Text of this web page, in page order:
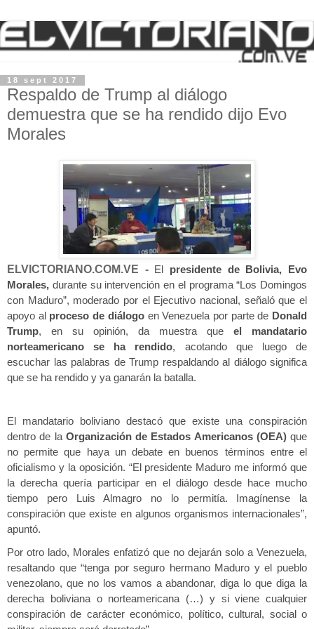
18 sept 2017
Respaldo de Trump al diálogo
demuestra que se ha rendido dijo Evo
Morales
ELVICTORIANO.COM.VE - El presidente de Bolivia, Evo
Morales, durante su intervención en el programa “Los Domingos
con Maduro”, moderado por el Ejecutivo nacional, señaló que el
apoyo al proceso de diálogo en Venezuela por parte de Donald
Trump, en su opinión, da muestra que
el mandatario
norteamericano se ha rendido, acotando que luego de
escuchar las palabras de Trump respaldando al diálogo significa
que se ha rendido y ya ganarán la batalla.
El mandatario boliviano destacó que existe una conspiración
dentro de laOrganización de Estados Americanos (OEA)que
no permite que haya un debate en buenos términos entre el
oficialismo y la oposición. “El presidente Maduro me informó que
la derecha quería participar en el diálogo desde hace mucho
tiempo pero Luis Almagro no lo permitía. Imagínense la
conspiración que existe en algunos organismos internacionales”,
apuntó.
Por otro lado, Morales enfatizó que no dejarán solo a Venezuela,
resaltando que “tenga por seguro hermano Maduro y el pueblo
venezolano, que no los vamos a abandonar, diga lo que diga la
derecha boliviana o norteamericana (…) y si viene cualquier
conspiración de carácter económico, político, cultural, social o